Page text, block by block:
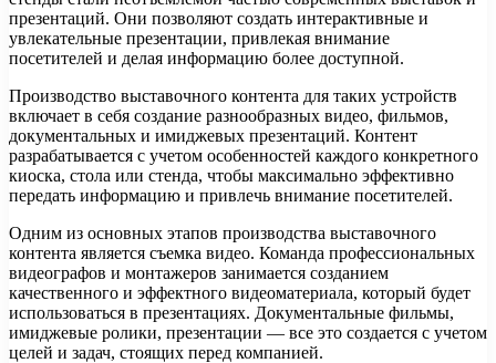
презентаций. Они позволяют создать интерактивные и
увлекательные презентации, привлекая внимание
посетителей и делая информацию более доступной.
Производство выставочного контента для таких устройств
включает в себя создание разнообразных видео, фильмов,
документальных и имиджевых презентаций. Контент
разрабатывается с учетом особенностей каждого конкретного
киоска, стола или стенда, чтобы максимально эффективно
передать информацию и привлечь внимание посетителей.
Одним из основных этапов производства выставочного
контента является съемка видео. Команда профессиональных
видеографов и монтажеров занимается созданием
качественного и эффектного видеоматериала, который будет
использоваться в презентациях. Документальные фильмы,
имиджевые ролики, презентации — все это создается с учетом
целей и задач, стоящих перед компанией.